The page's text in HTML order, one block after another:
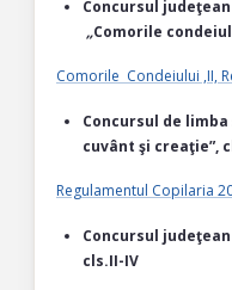
Concursul
„Comorile
Comorile Condeiului ,II,
Concursul de
cuvânt şi creaţie”,
Regulamentul Copilaria
Concursul
cls.II-IV